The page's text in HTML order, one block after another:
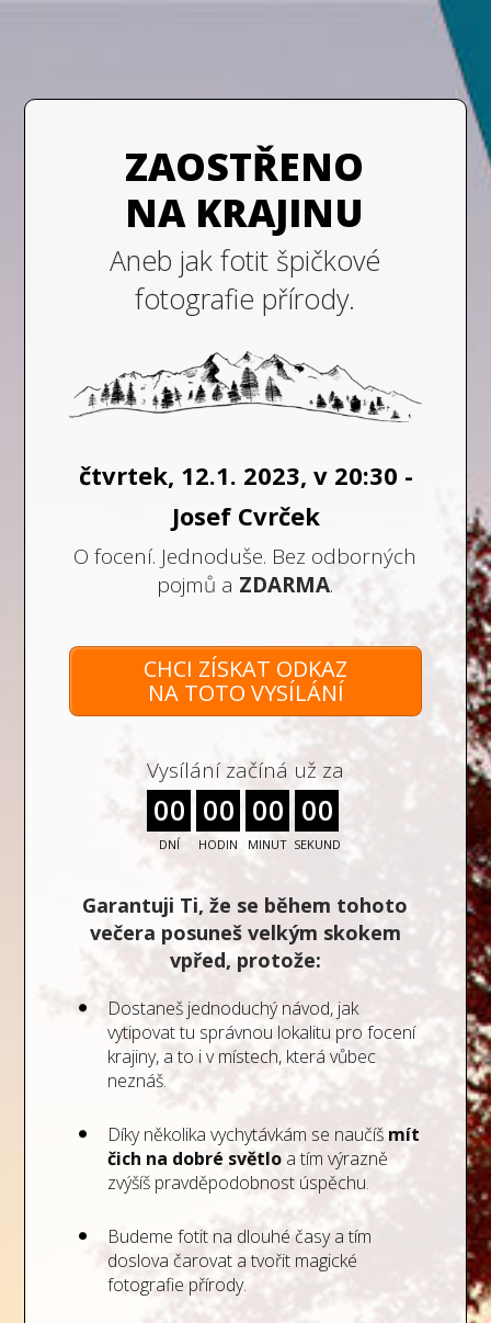
ZAOSTŘENO
NA KRAJINU
Aneb jak fotit špičkové
fotografie přírody.
čtvrtek, 12.1. 2023, v 20:30 -
Josef Cvrček
O focení. Jednoduše. Bez odborných
pojmů a ZDARMA.
CHCI ZÍSKAT ODKAZ
NA TOTO VYSÍLÁNÍ
Vysílání začíná už za
00
DNÍ
00
HODIN
00
MINUT
00
SEKUND
Garantuji Ti, že se během tohoto
večera posuneš velkým skokem
vpřed, protože:
Dostaneš jednoduchý návod, jak
vytipovat tu správnou lokalitu pro focení
krajiny, a to i v místech, která vůbec
neznáš.
Díky několika vychytávkám se naučíš mít
čich na dobré světlo a tím výrazně
zvýšíš pravděpodobnost úspěchu.
Budeme fotit na dlouhé časy a tím
doslova čarovat a tvořit magické
fotografie přírody.